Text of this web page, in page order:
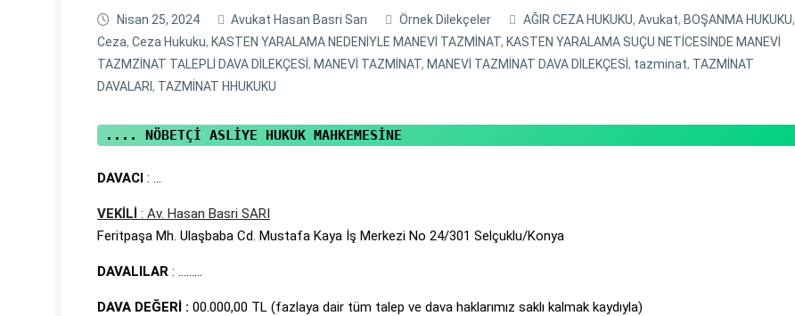
Nisan 25, 2024 Avukat Hasan Basri Sarı Örnek Dilekçeler AĞIR CEZA HUKUKU, Avukat, BOŞANMA HUKUKU,
Ceza, Ceza Hukuku, KASTEN YARALAMA NEDENİYLE MANEVİ TAZMİNAT, KASTEN YARALAMA SUÇU NETİCESİNDE MANEVİ
TAZMZİNAT TALEPLİ DAVA DİLEKÇESİ , MANEVİ TAZMİNAT, MANEVİ TAZMİNAT DAVA DİLEKÇESİ , tazminat, TAZMİNAT
DAVALARI , TAZMİNAT HHUKUKU
.... NÖBETÇİ ASLİYE HUKUK MAHKEMESİNE
DAVACI : …
VEKİLİ : Av. Hasan Basri SARI
Feritpaşa Mh. Ulaşbaba Cd. Mustafa Kaya İş Merkezi No 24/301 Selçuklu/Konya
DAVALILAR : ………
DAVA DEĞERİ : 00.000,00 TL (fazlaya dair tüm talep ve dava haklarımız saklı kalmak kaydıyla)